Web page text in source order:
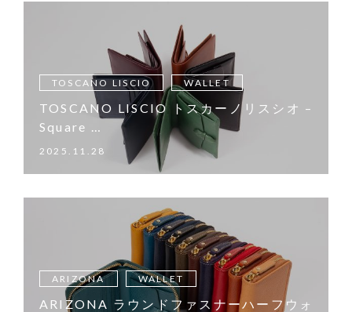
TOSCANO LISCIO WALLET
TOSCANO LISCIO トスカーノリスシオ –
Square …
2025.11.28
ARIZONA WALLET
ARIZONA ラウンドファスナーハーフウォ